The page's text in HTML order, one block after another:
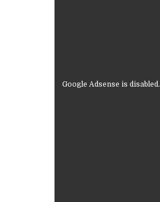
Google Adsense is disabled.